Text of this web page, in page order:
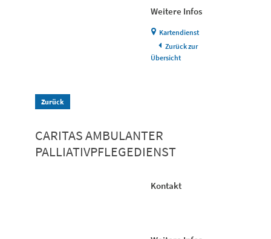
Weitere Infos
Kartendienst
Zurück zur
Übersicht
Zurück
CARITAS AMBULANTER
PALLIATIVPFLEGEDIENST
Kontakt